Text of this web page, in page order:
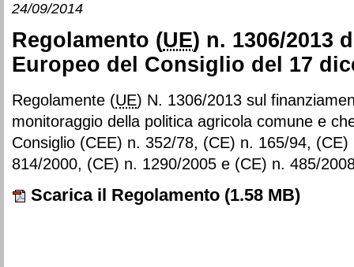
24/09/2014
Regolamento (UE) n. 1306/2013
Europeo del Consiglio del 17
Regolamente (UE) N. 1306/2013 sul
monitoraggio della politica agricola comune e
Consiglio (CEE) n. 352/78, (CE) n. 165/94,
814/2000, (CE) n. 1290/2005 e (CE) n. 485/
Scarica il Regolamento (1.58 MB)